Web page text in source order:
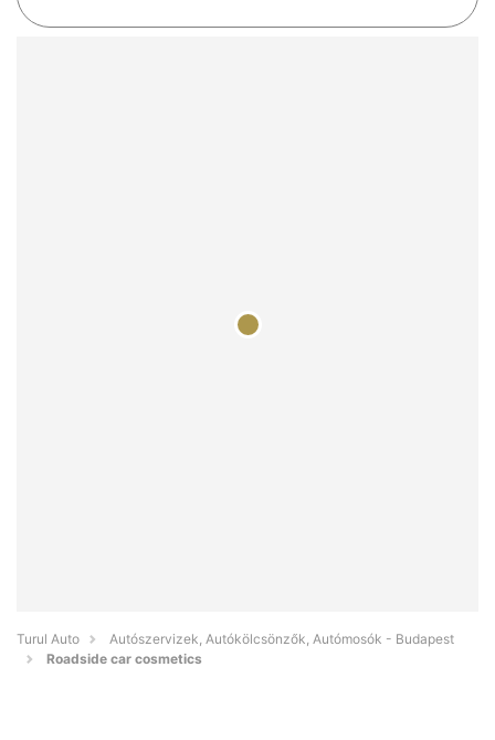
Turul Auto
Autószervizek, Autókölcsönzők, Autómosók - Budapest
Roadside car cosmetics